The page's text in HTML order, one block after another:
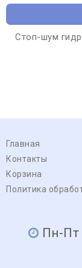
Стоп-шум
Главная
Контакты
Корзина
Политика
Пн-Пт